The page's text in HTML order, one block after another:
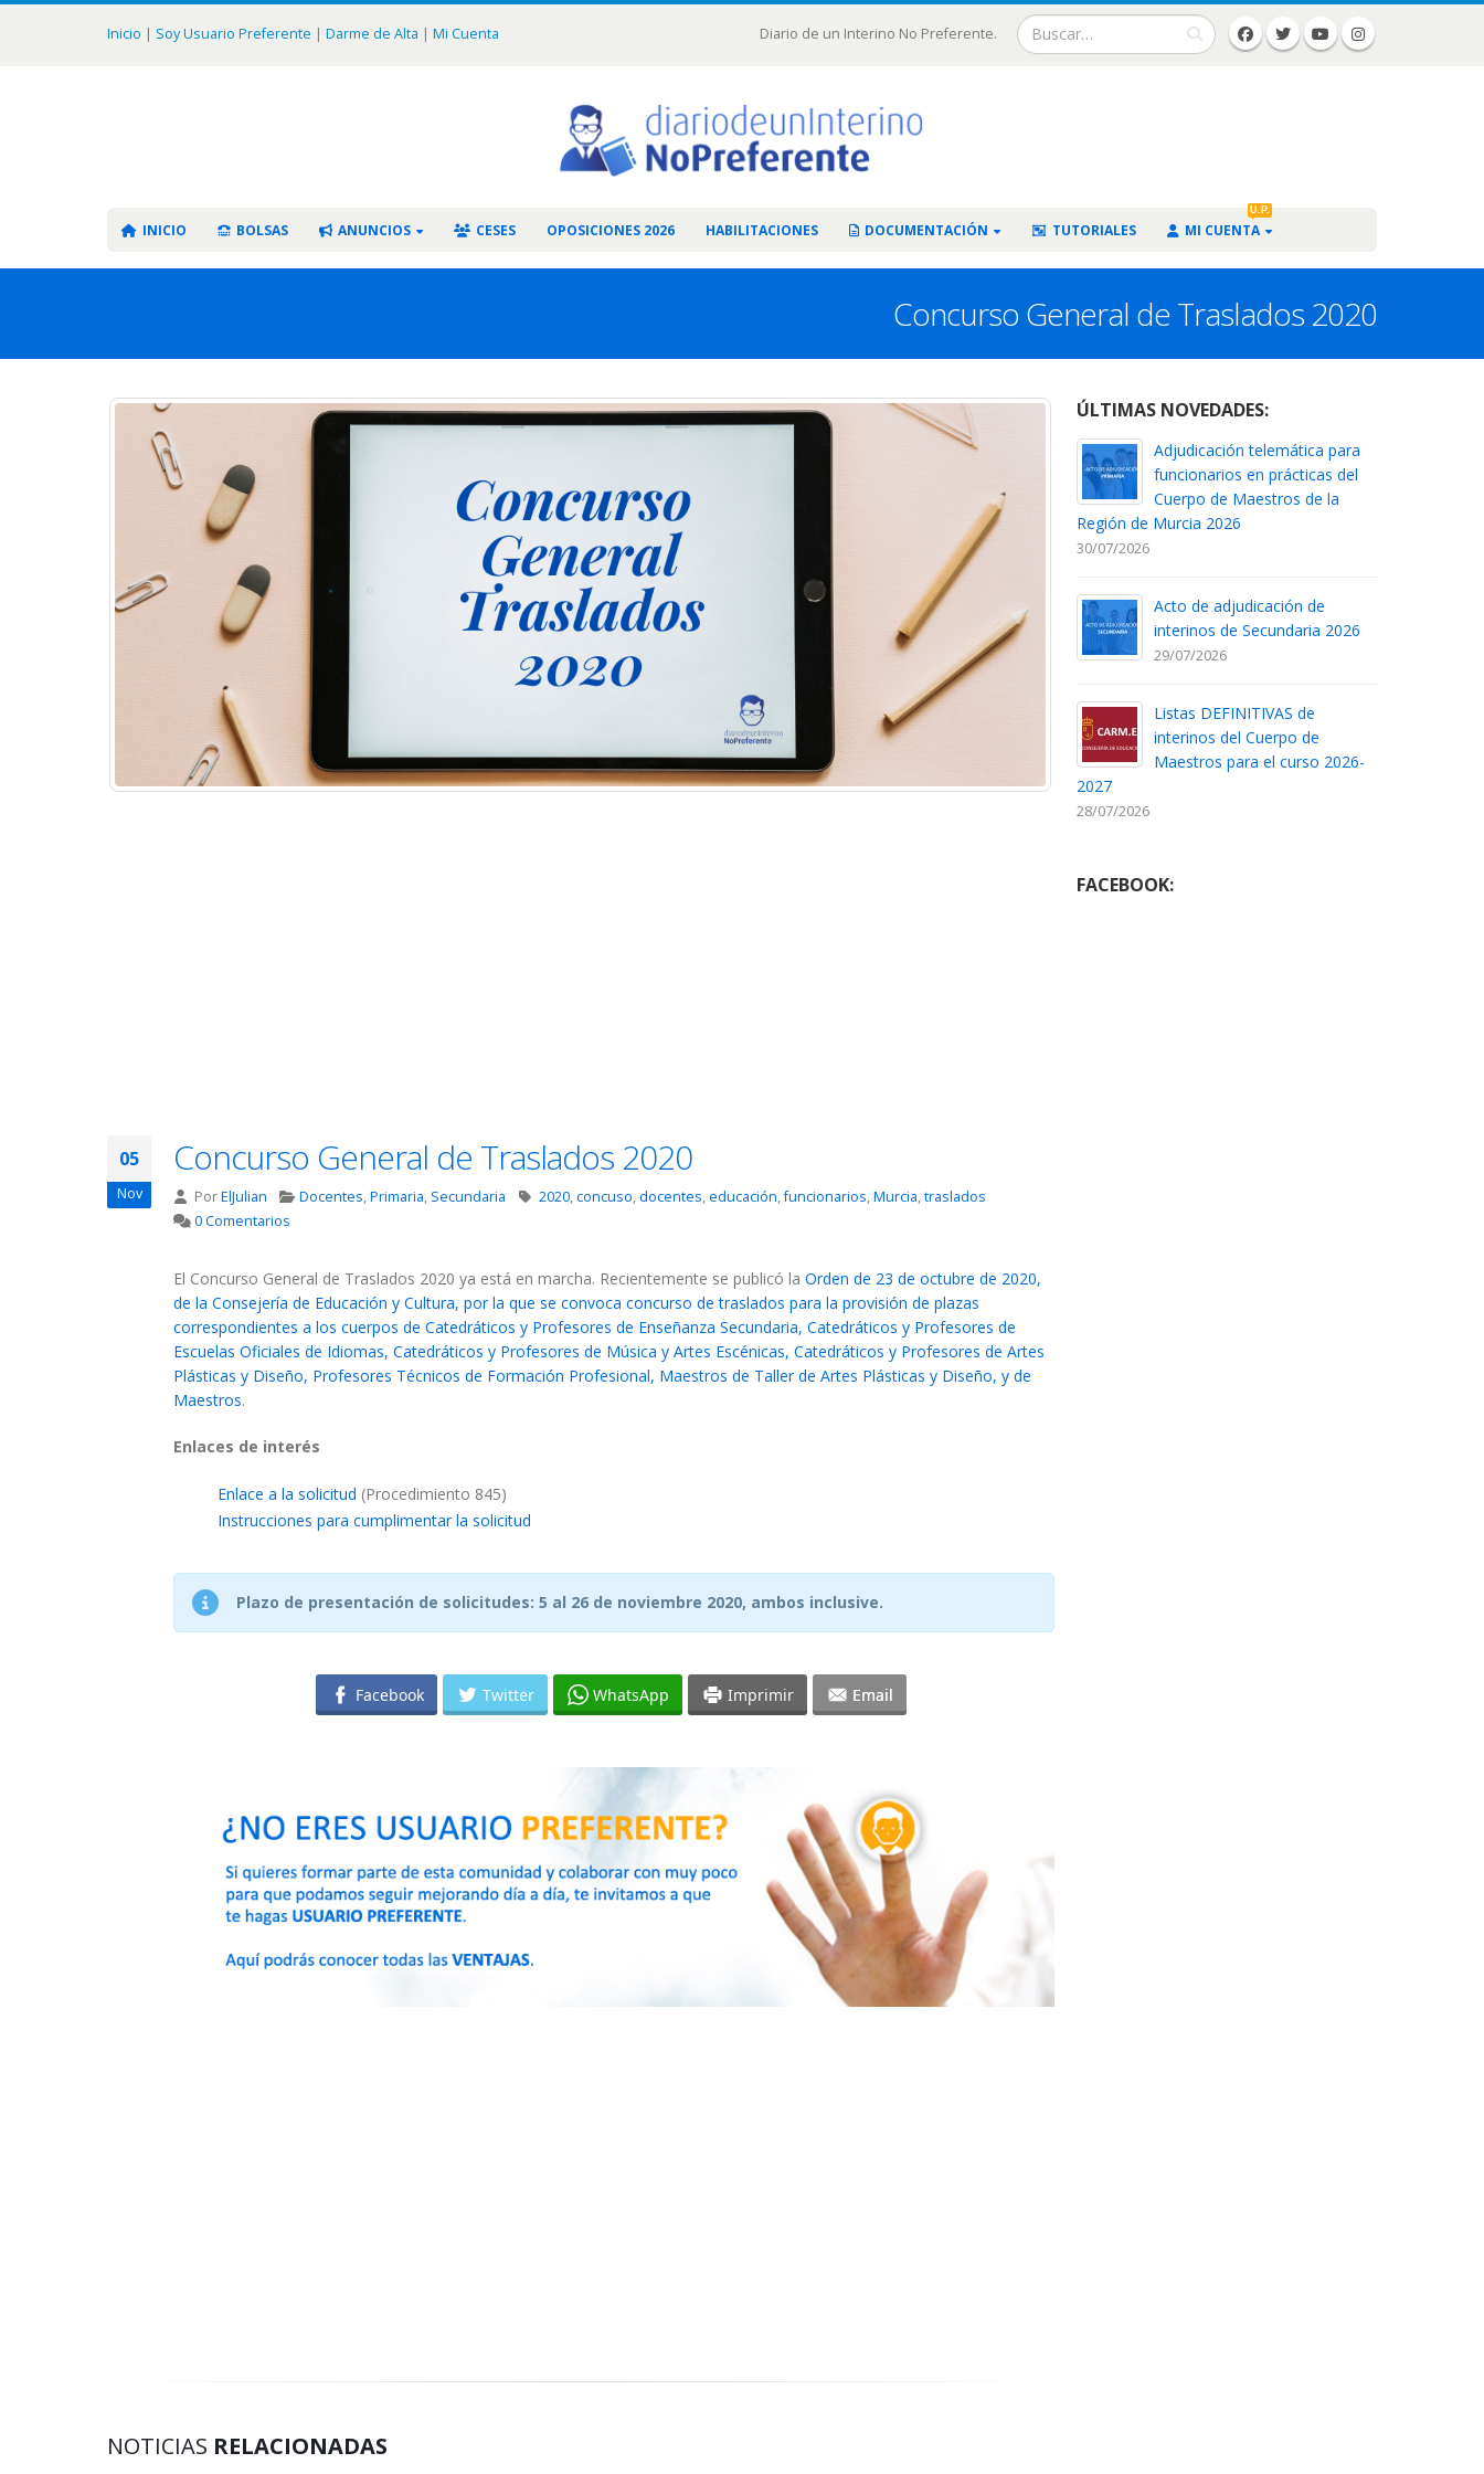
Inicio | Soy Usuario Preferente | Darme de Alta | Mi Cuenta Diario de un Interino No Preferente.
INICIO BOLSAS ANUNCIOS CESES OPOSICIONES 2026 HABILITACIONES DOCUMENTACIÓN TUTORIALES MI CUENTA
U.P.
Concurso General de Traslados 2020
05
Nov
Concurso General de Traslados 2020
PorElJulian Docentes,Primaria, Secundaria 2020,concuso,docentes,educación,funcionarios,Murcia,traslados
0 Comentarios
El Concurso General de Traslados 2020 ya está en marcha. Recientemente se publicó la Orden de 23 de octubre de 2020,
de la Consejería de Educación y Cultura, por la que se convoca concurso de traslados para la provisión de plazas
correspondientes a los cuerpos de Catedráticos y Profesores de Enseñanza Secundaria, Catedráticos y Profesores de
Escuelas Oficiales de Idiomas, Catedráticos y Profesores de Música y Artes Escénicas, Catedráticos y Profesores de Artes
Plásticas y Diseño, Profesores Técnicos de Formación Profesional, Maestros de Taller de Artes Plásticas y Diseño, y de
Maestros.
Enlaces de interés
Enlace a la solicitud (Procedimiento 845)
Instrucciones para cumplimentar la solicitud
Plazo de presentación de solicitudes: 5 al 26 de noviembre 2020, ambos inclusive.
Facebook Twitter WhatsApp Imprimir Email
NOTICIAS RELACIONADAS
ÚLTIMAS NOVEDADES:
Adjudicación telemática para
funcionarios en prácticas del
Cuerpo de Maestros de la
Región de Murcia 2026
30/07/2026
Acto de adjudicación de
interinos de Secundaria 2026
29/07/2026
Listas DEFINITIVAS de
interinos del Cuerpo de
Maestros para el curso 2026-
2027
28/07/2026
FACEBOOK: